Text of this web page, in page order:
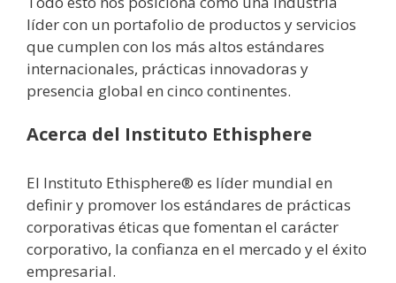
líder con un portafolio de productos y servicios
que cumplen con los más altos estándares
internacionales, prácticas innovadoras y
presencia global en cinco continentes.
Acerca del Instituto Ethisphere
El Instituto Ethisphere® es líder mundial en
definir y promover los estándares de prácticas
corporativas éticas que fomentan el carácter
corporativo, la confianza en el mercado y el éxito
empresarial.